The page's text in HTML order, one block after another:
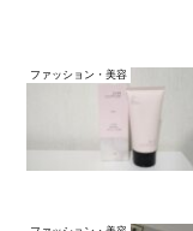
ファッション・美容